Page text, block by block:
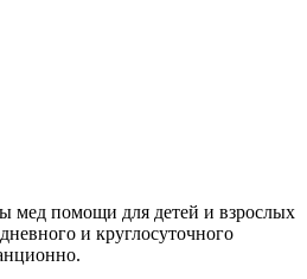
мед помощи для детей и взрослых
и круглосуточного